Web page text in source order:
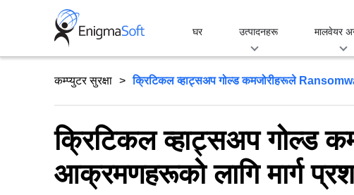
घर उत्पादनहरू मालवेयर
कम्प्युटर सुरक्षा क्रिटिकल व्हाट्सअप गोल्ड कमजोरीहरूले
क्रिटिकल व्हाट्सअप गोल्ड
आक्रमणहरूको लागि मार्ग